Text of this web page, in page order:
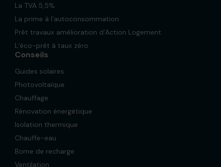
La TVA 5,5%
La prime à l’autoconsommation
Prêt travaux amélioration d’Action Logement
L’éco-prêt à taux zéro
Conseils
Guides solaires
Photovoltaïque
Chauffage
Rénovation énergétique
Isolation thermique
Chauffe-eau
Borne de recharge
Ventilation